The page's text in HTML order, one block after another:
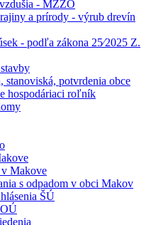
- MZZO
a prírody - výrub drevín
- podľa zákona 25⁄2025 Z.
stanoviská, potvrdenia obce
hospodáriaci roľník
Makove
s odpadom v obci Makov
ŠÚ